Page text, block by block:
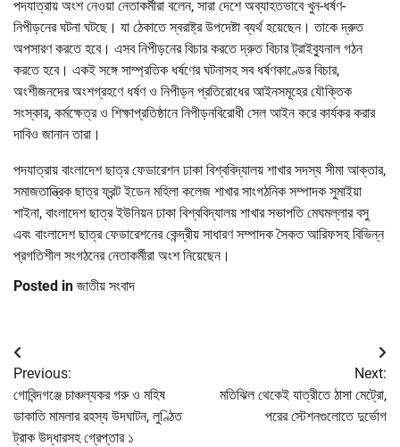
পদযাত্রায় অংশ নেওয়া নেতাকর্মীরা বলেন, সারা দেশে অব্যাহতভাবে খুন-ধর্ষণ-
নিপীড়নের ঘটনা ঘটছে। যা ঠেকাতে স্বরাষ্ট্র উপদেষ্টা ব্যর্থ হয়েছেন। তাকে দ্রুত
অপসারণ করতে হবে। এসব নিপীড়নের বিচার করতে দ্রুত বিচার ট্রাইব্যুনাল গঠন
করতে হবে। একই সঙ্গে সাম্প্রতিক ধর্ষণের ঘটনাসহ সব ধর্ষণকাণ্ডের বিচার,
অংশীজনদের অংশগ্রহণে ধর্ষণ ও নিপীড়ন প্রতিরোধের আইনসমূহের যৌক্তিক
সংস্কার, কর্মক্ষেত্র ও শিক্ষাপ্রতিষ্ঠানে নিপীড়নবিরোধী সেল আইন করে কার্যকর করার
দাবিও জানান তারা।
পদযাত্রায় বাংলাদেশ ছাত্র ফেডারেশন ঢাকা বিশ্ববিদ্যালয় শাখার সদস্য সীমা আক্তার,
সমাজতান্ত্রিক ছাত্র ফ্রন্ট ইডেন মহিলা কলেজ শাখার সাংগঠনিক সম্পাদক সুমাইয়া
শাইনা, বাংলাদেশ ছাত্র ইউনিয়ন ঢাকা বিশ্ববিদ্যালয় শাখার সভাপতি মেঘমল্লার বসু
এবং বাংলাদেশ ছাত্র ফেডারেশনের কেন্দ্রীয় সাধারণ সম্পাদক সৈকত আরিফসহ বিভিন্ন
প্রগতিশীল সংগঠনের নেতাকর্মীরা অংশ নিয়েছেন।
Posted in জাতীয় সংবাদ
Post
navigation
Previous:
গোবিন্দগঞ্জে চাঞ্চল্যকর গরু ও মহিষ
ডাকাতি মামলার রহস্য উদঘাটন, লুণ্ঠিত
ট্রাক উদ্ধারসহ গ্রেপ্তার ১
Next:
মতিঝিল থেকেই যাত্রীতে ঠাসা মেট্রো,
পরের স্টেশনগুলোতে দুর্ভোগ